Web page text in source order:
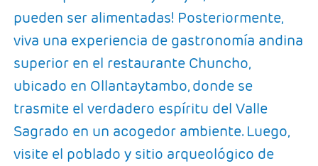
pueden ser alimentadas! Posteriormente,
viva una experiencia de gastronomía andina
superior en el restaurante Chuncho,
ubicado en Ollantaytambo, donde se
trasmite el verdadero espíritu del Valle
Sagrado en un acogedor ambiente. Luego,
visite el poblado y sitio arqueológico de